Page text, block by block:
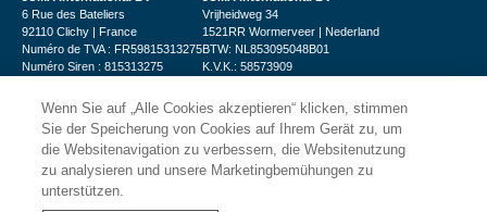
6 Rue des Bateliers
92110 Clichy | France
Numéro de TVA : FR59815313275
Numéro Siren : 815313275
Vrijheidweg 34
1521RR Wormerveer | Nederland
BTW: NL853095048B01
K.V.K.: 58573909
© 2026XXLgastro
Wenn Sie auf „Alle Cookies akzeptieren“ klicken, stimmen
Sie der Speicherung von Cookies auf Ihrem Gerät zu, um
die Websitenavigation zu verbessern, die Websitenutzung
zu analysieren und unsere Marketingbemühungen zu
unterstützen.